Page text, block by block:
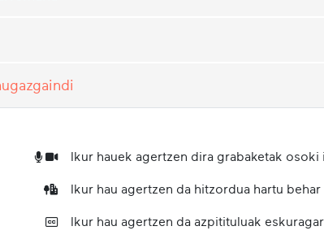
Ikur hauek agertzen dira grabaketak
Ikur hau agertzen da hitzordua hartu
Ikur hau agertzen da azpitituluak